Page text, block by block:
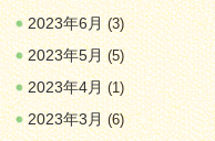
2023年6月(3)
2023年5月(5)
2023年4月(1)
2023年3月(6)